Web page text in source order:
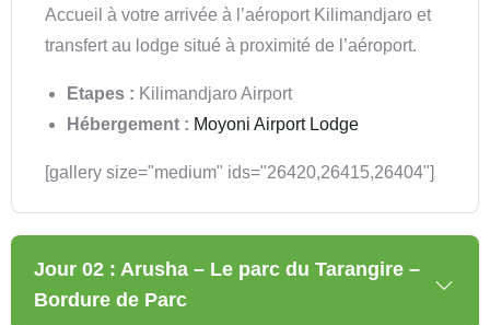
Accueil à votre arrivée à l’aéroport Kilimandjaro et
transfert au lodge situé à proximité de l’aéroport.
Etapes : Kilimandjaro Airport
Hébergement : Moyoni Airport Lodge
[gallery size="medium" ids="26420,26415,26404"]
Jour 02 : Arusha – Le parc du Tarangire –
Bordure de Parc